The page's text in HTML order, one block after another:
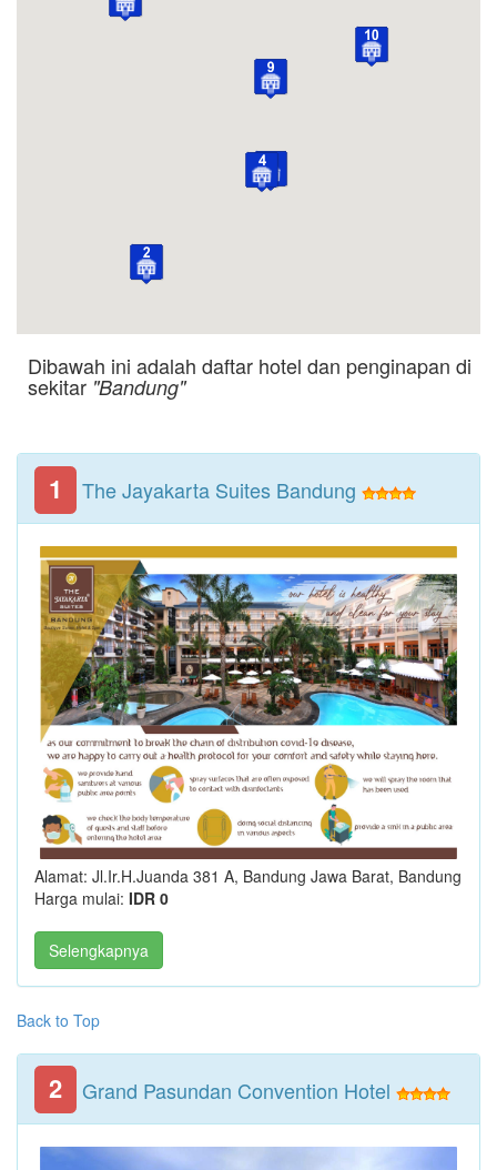
Dibawah ini adalah daftar hotel dan penginapan di
sekitar "Bandung"
1 The Jayakarta Suites Bandung
Alamat: Jl.Ir.H.Juanda 381 A, Bandung Jawa Barat, Bandung
Harga mulai: IDR 0
Selengkapnya
Back to Top
2 Grand Pasundan Convention Hotel